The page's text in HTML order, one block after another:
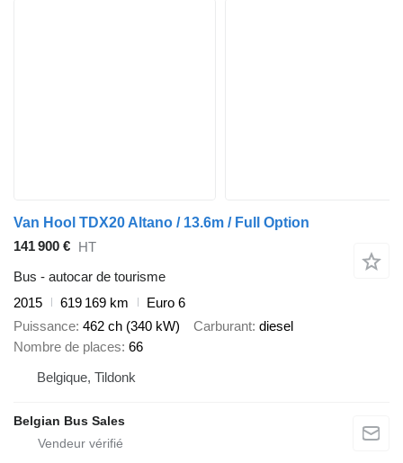
Van Hool TDX20 Altano / 13.6m / Full Option
141 900 € HT
Bus - autocar de tourisme
2015
619 169 km
Euro 6
Puissance 462 ch (340 kW) Carburant diesel
Nombre de places 66
Belgique, Tildonk
Belgian Bus Sales